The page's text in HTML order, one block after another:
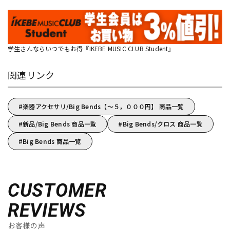
学生さんならいつでもお得『IKEBE MUSIC CLUB Student』
関連リンク
楽器アクセサリ/Big Bends【～５，０００円】 商品一覧
新品/Big Bends 商品一覧
Big Bends/クロス 商品一覧
Big Bends 商品一覧
CUSTOMER
REVIEWS
お客様の声